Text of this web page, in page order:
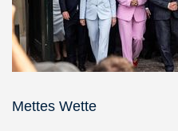
Mettes Wette